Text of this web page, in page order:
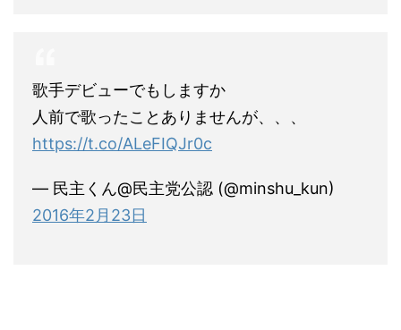
歌手デビューでもしますか
人前で歌ったことありませんが、、、
https://t.co/ALeFIQJr0c
— 民主くん@民主党公認 (@minshu_kun)
2016年2月23日